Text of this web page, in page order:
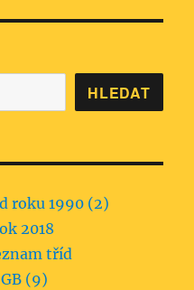
HLEDAT
roku 1990 (2)
2018
tříd
(9)